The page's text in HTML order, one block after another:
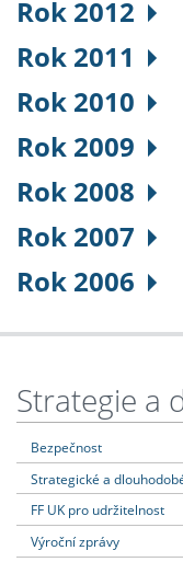
Rok 2012
Rok 2011
Rok 2010
Rok 2009
Rok 2008
Rok 2007
Rok 2006
Strategie a
Bezpečnost
Strategické a
FF UK pro udržitelnost
Výroční zprávy